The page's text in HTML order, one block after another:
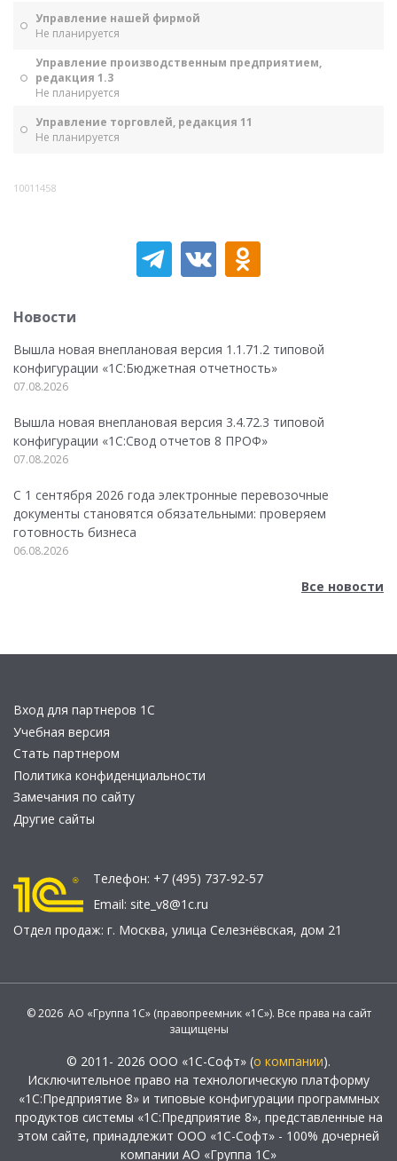
Управление нашей фирмой
Не планируется
Управление производственным предприятием,
редакция 1.3
Не планируется
Управление торговлей, редакция 11
Не планируется
10011458
Новости
Вышла новая внеплановая версия 1.1.71.2 типовой
конфигурации «1C:Бюджетная отчетность»
07.08.2026
Вышла новая внеплановая версия 3.4.72.3 типовой
конфигурации «1C:Свод отчетов 8 ПРОФ»
07.08.2026
С 1 сентября 2026 года электронные перевозочные
документы становятся обязательными: проверяем
готовность бизнеса
06.08.2026
Все новости
Вход для партнеров 1С
Учебная версия
Стать партнером
Политика конфиденциальности
Замечания по сайту
Другие сайты
Телефон: +7 (495) 737-92-57
Email: site_v8@1c.ru
Отдел продаж: г. Москва, улица Селезнёвская, дом 21
© 2026 АО «Группа 1С» (правопреемник «1С»). Все права на сайт
защищены
© 2011- 2026 ООО «1С-Софт» (о компании).
Исключительное право на технологическую платформу
«1С:Предприятие 8» и типовые конфигурации программных
продуктов системы «1С:Предприятие 8», представленные на
этом сайте, принадлежит ООО «1С-Софт» - 100% дочерней
компании АО «Группа 1С»